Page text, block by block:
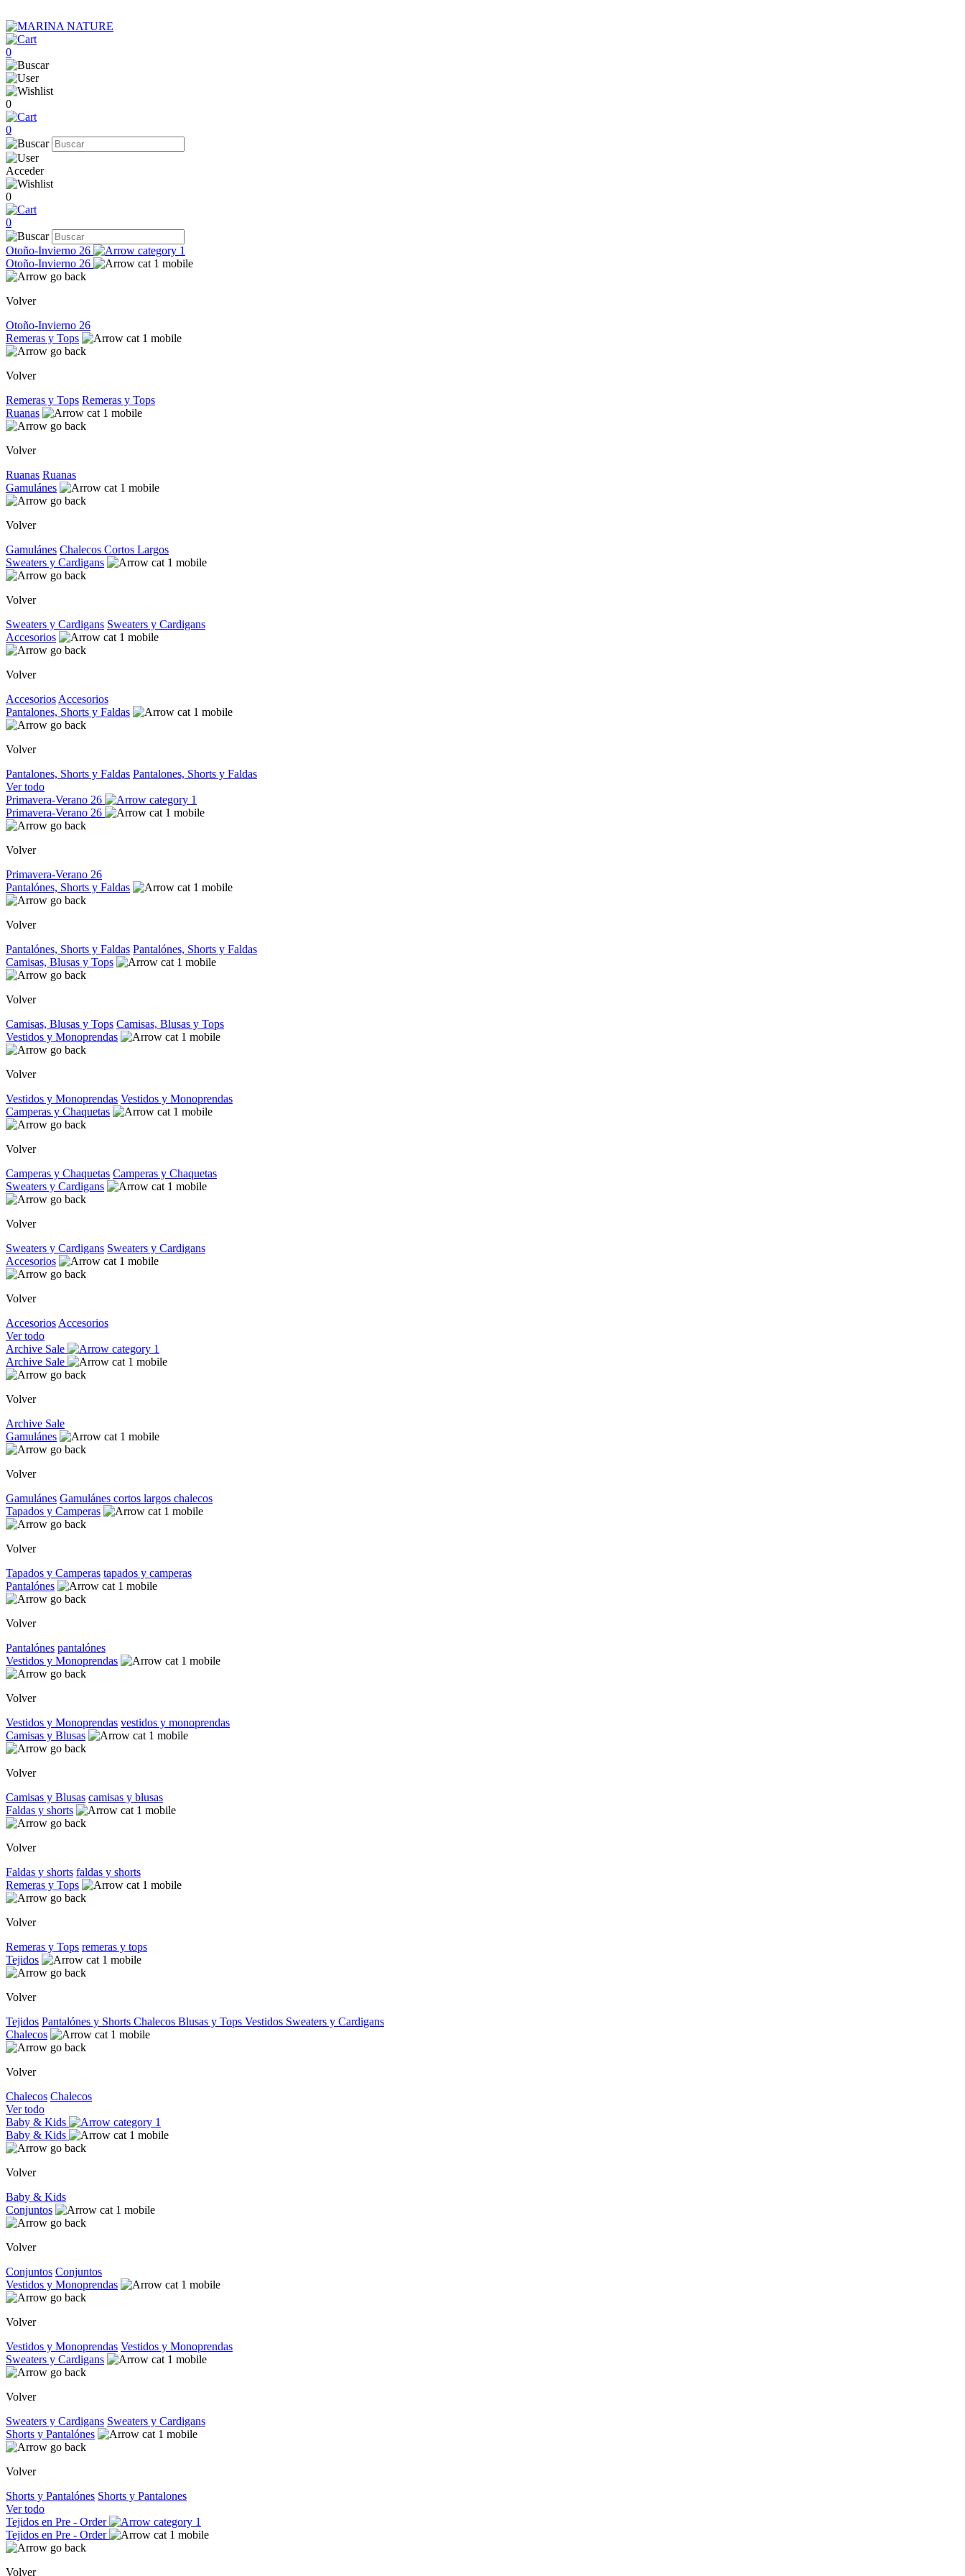
0
0
0
Acceder
0
0
Otoño-Invierno 26
Otoño-Invierno 26
Volver
Otoño-Invierno 26
Remeras y Tops
Volver
Remeras y Tops Remeras y Tops
Ruanas
Volver
Ruanas Ruanas
Gamulánes
Volver
Gamulánes Chalecos Cortos Largos
Sweaters y Cardigans
Volver
Sweaters y Cardigans Sweaters y Cardigans
Accesorios
Volver
Accesorios Accesorios
Pantalones, Shorts y Faldas
Volver
Pantalones, Shorts y Faldas Pantalones, Shorts y Faldas
Ver todo
Primavera-Verano 26
Primavera-Verano 26
Volver
Primavera-Verano 26
Pantalónes, Shorts y Faldas
Volver
Pantalónes, Shorts y Faldas Pantalónes, Shorts y Faldas
Camisas, Blusas y Tops
Volver
Camisas, Blusas y Tops Camisas, Blusas y Tops
Vestidos y Monoprendas
Volver
Vestidos y Monoprendas Vestidos y Monoprendas
Camperas y Chaquetas
Volver
Camperas y Chaquetas Camperas y Chaquetas
Sweaters y Cardigans
Volver
Sweaters y Cardigans Sweaters y Cardigans
Accesorios
Volver
Accesorios Accesorios
Ver todo
Archive Sale
Archive Sale
Volver
Archive Sale
Gamulánes
Volver
Gamulánes Gamulánes cortos largos chalecos
Tapados y Camperas
Volver
Tapados y Camperas tapados y camperas
Pantalónes
Volver
Pantalónes pantalónes
Vestidos y Monoprendas
Volver
Vestidos y Monoprendas vestidos y monoprendas
Camisas y Blusas
Volver
Camisas y Blusas camisas y blusas
Faldas y shorts
Volver
Faldas y shorts faldas y shorts
Remeras y Tops
Volver
Remeras y Tops remeras y tops
Tejidos
Volver
Tejidos Pantalónes y Shorts Chalecos Blusas y Tops Vestidos Sweaters y Cardigans
Chalecos
Volver
Chalecos Chalecos
Ver todo
Baby & Kids
Baby & Kids
Volver
Baby & Kids
Conjuntos
Volver
Conjuntos Conjuntos
Vestidos y Monoprendas
Volver
Vestidos y Monoprendas Vestidos y Monoprendas
Sweaters y Cardigans
Volver
Sweaters y Cardigans Sweaters y Cardigans
Shorts y Pantalónes
Volver
Shorts y Pantalónes Shorts y Pantalones
Ver todo
Tejidos en Pre - Order
Tejidos en Pre - Order
Volver